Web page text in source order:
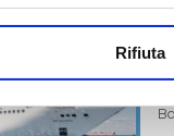
Rifiuta